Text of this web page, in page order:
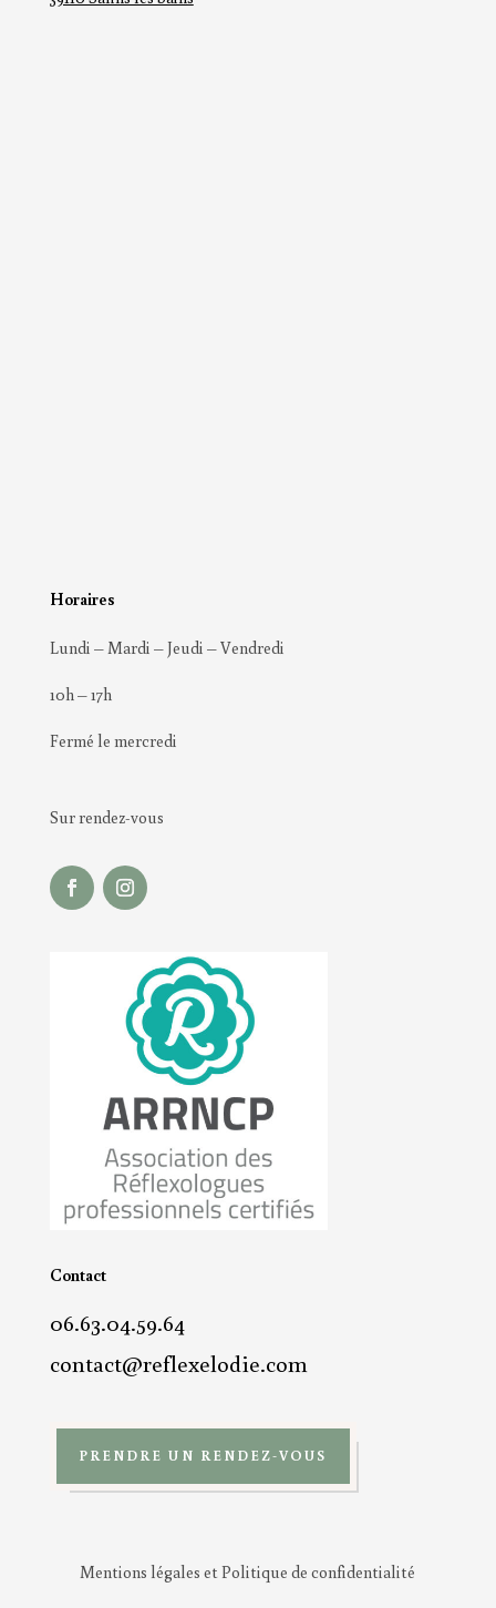
Horaires
Lundi – Mardi – Jeudi – Vendredi
10h – 17h
Fermé le mercredi
Sur rendez-vous
Contact
06.63.04.59.64
contact@reflexelodie.com
PRENDRE UN RENDEZ-VOUS
Mentions légales et Politique de confidentialité